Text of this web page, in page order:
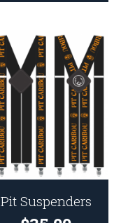
Pit Suspenders